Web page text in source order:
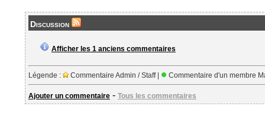
Discussion
Afficher les 1 anciens commentaires
Légende : Commentaire Admin / Staff | Commentaire d'un membre
Ajouter un commentaire - Tous les commentaires